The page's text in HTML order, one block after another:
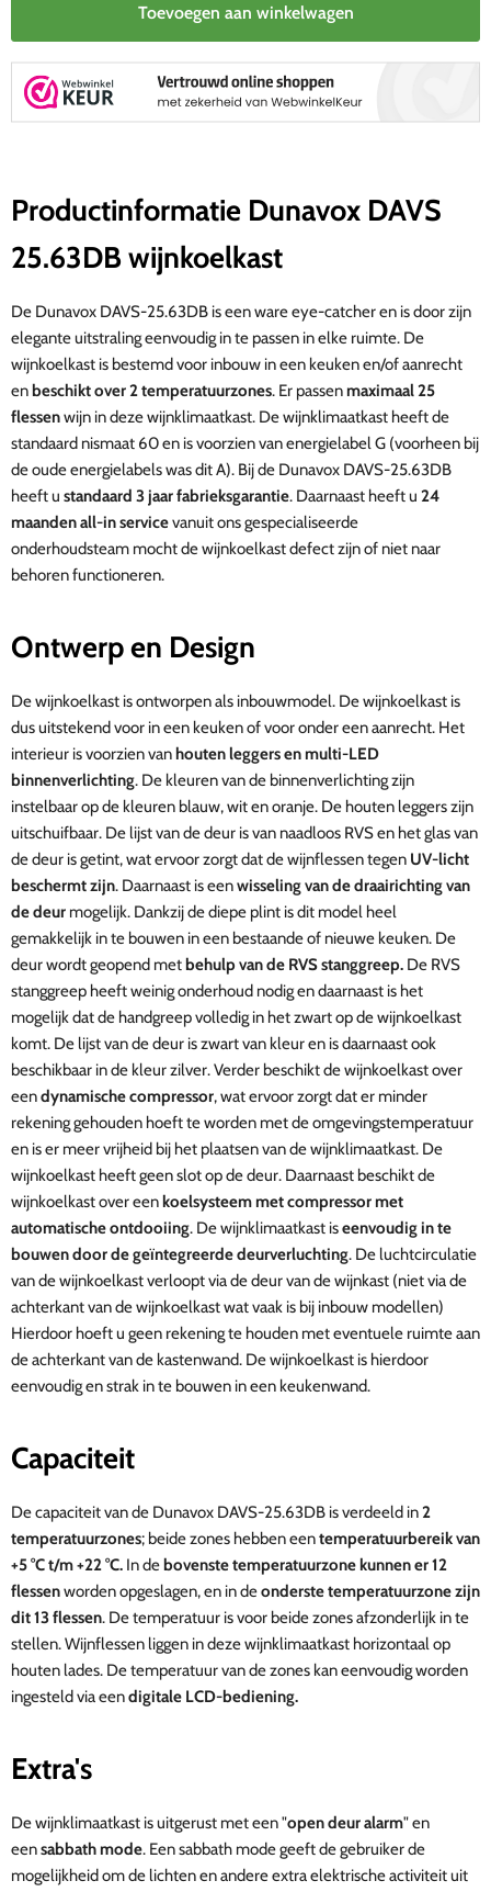
Toevoegen aan winkelwagen
Productinformatie Dunavox DAVS
25.63DB wijnkoelkast
De Dunavox DAVS-25.63DB is een ware eye-catcher en is door zijn
elegante uitstraling eenvoudig in te passen in elke ruimte. De
wijnkoelkast is bestemd voor inbouw in een keuken en/of aanrecht
enbeschikt over 2 temperatuurzones. Er passenmaximaal 25
flessenwijn in deze wijnklimaatkast. De wijnklimaatkast heeft de
standaard nismaat 60 en is voorzien van energielabel G (voorheen bij
de oude energielabels was dit A). Bij de Dunavox DAVS-25.63DB
heeft u standaard 3 jaar fabrieksgarantie. Daarnaast heeft u 24
maanden all-in servicevanuit ons gespecialiseerde
onderhoudsteam mocht de wijnkoelkast defect zijn of niet naar
behoren functioneren.
Ontwerp en Design
De wijnkoelkast is ontworpen als inbouwmodel. De wijnkoelkast is
dus uitstekend voor in een keuken of voor onder een aanrecht. Het
interieur is voorzien vanhouten leggers en multi-LED
binnenverlichting. De kleuren van de binnenverlichting zijn
instelbaar op de kleuren blauw, wit en oranje. De houten leggers zijn
uitschuifbaar. De lijst van de deur is van naadloos RVS en het glas van
de deur is getint, wat ervoor zorgt dat de wijnflessen tegen UV-licht
beschermt zijn. Daarnaast is eenwisseling van de draairichting van
de deur mogelijk. Dankzij de diepe plint is dit model heel
gemakkelijk in te bouwen in een bestaande of nieuwe keuken. De
deur wordt geopend metbehulp vande RVS stanggreep. De RVS
stanggreep heeft weinig onderhoud nodig en daarnaast is het
mogelijk dat de handgreep volledig in het zwart op de wijnkoelkast
komt. De lijst van de deur is zwart van kleur en is daarnaast ook
beschikbaar in de kleur zilver.Verder beschikt de wijnkoelkast over
eendynamische compressor, wat ervoor zorgt dat er minder
rekening gehouden hoeft te worden met de omgevingstemperatuur
en is er meer vrijheid bij het plaatsen van de wijnklimaatkast. De
wijnkoelkast heeft geen slot op de deur. Daarnaast beschikt de
wijnkoelkast over eenkoelsysteem met compressor met
automatische ontdooiing. De wijnklimaatkast iseenvoudig in te
bouwen door de geïntegreerde deurverluchting. De luchtcirculatie
van de wijnkoelkast verloopt via de deur van de wijnkast (niet via de
achterkant van de wijnkoelkast wat vaak is bij inbouw modellen)
Hierdoor hoeft u geen rekening te houden met eventuele ruimte aan
de achterkant van de kastenwand. De wijnkoelkast is hierdoor
eenvoudig en strak in te bouwen in een keukenwand.
Capaciteit
De capaciteit van de Dunavox DAVS-25.63DB is verdeeld in2
temperatuurzones; beide zones hebben eentemperatuurbereik van
+5 °C t/m +22 °C. In debovenste temperatuurzone kunnen er 12
flessenworden opgeslagen, en in deonderste temperatuurzone zijn
dit 13 flessen. De temperatuur is voor beide zones afzonderlijk in te
stellen. Wijnflessen liggen in deze wijnklimaatkast horizontaal op
houten lades. De temperatuur van de zones kan eenvoudig worden
ingesteld via eendigitale LCD-bediening.
Extra's
Dewijnklimaatkast is uitgerust met een "open deur alarm" en
eensabbath mode. Een sabbath mode geeft de gebruiker de
mogelijkheid om de lichten en andere extra elektrische activiteit uit